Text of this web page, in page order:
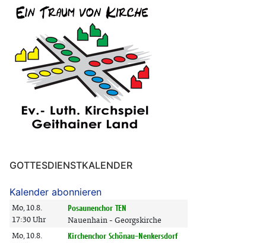
GOTTESDIENSTKALENDER
Kalender abonnieren